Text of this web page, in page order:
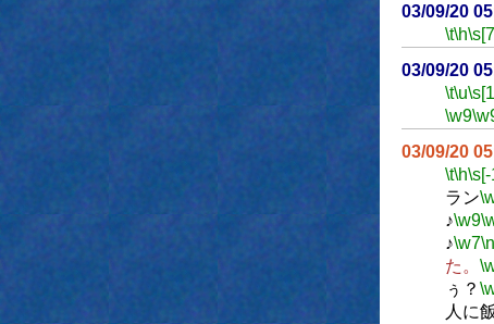
03/09/20
\t\h
03/09/20
\t\u
\w9
03/09/20
\t\h\s[-
ラン
♪\w9
♪\w7\n
た。
ぅ？
人に